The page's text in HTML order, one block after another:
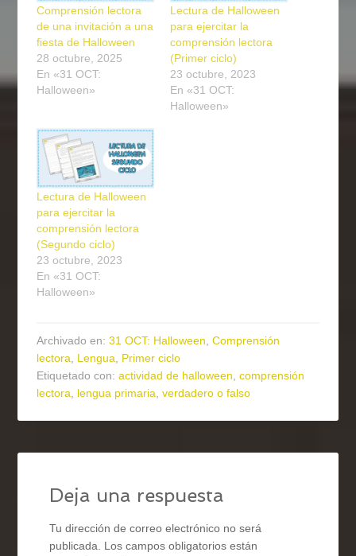
Comprensión lectora
de una invitación a una
fiesta de Halloween
28 octubre, 2025
En «31 OCT:
Halloween»
Lectura de Halloween
para ejercitar la
comprensión lectora
(Primer ciclo)
23 octubre, 2023
En «31 OCT:
Halloween»
Lectura de Halloween
para ejercitar la
comprensión lectora
(Segundo ciclo)
23 octubre, 2023
En «31 OCT:
Halloween»
Archivado en:31 OCT: Halloween,Comprensión
lectora, Lengua, Primer ciclo
Etiquetado con:actividad de halloween,comprensión
lectora, lengua primaria,verdadero o falso
Deja una respuesta
Tu dirección de correo electrónico no será
publicada. Los campos obligatorios están